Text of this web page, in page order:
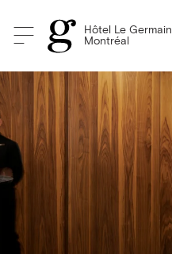
Hôtel Le Germain
Montréal